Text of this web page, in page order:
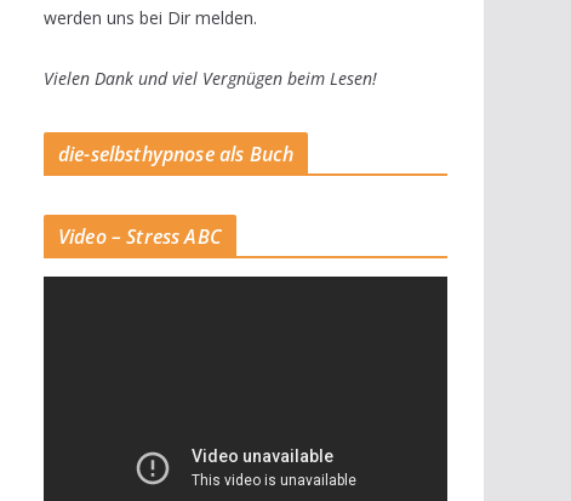
werden uns bei Dir melden.
Vielen Dank und viel Vergnügen beim Lesen!
die-selbsthypnose als Buch
Video – Stress ABC